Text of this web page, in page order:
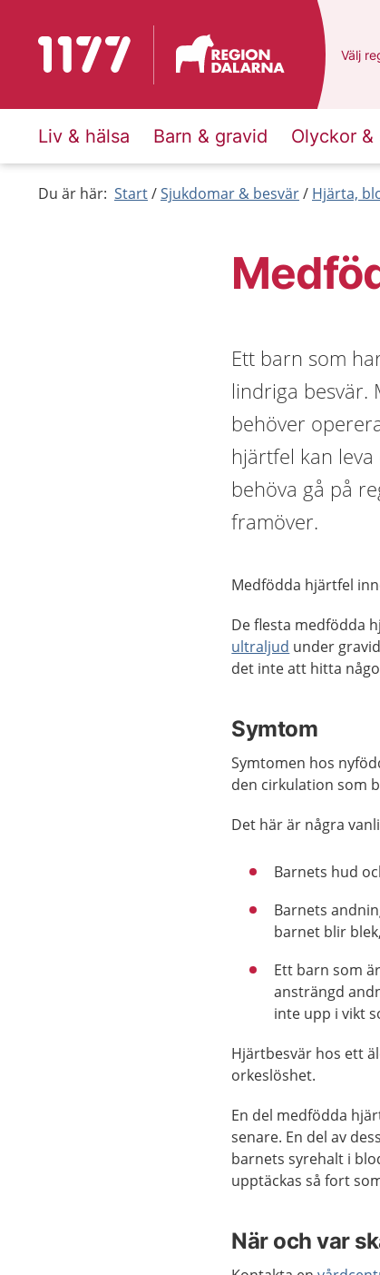
Till startsidan för 1177 Du
Välj
Liv & hälsa Barn & gravid Olyckor &
Du är här: Start Sjukdomar & besvär Hjärta,
Ett barn som
lindriga besvär.
behöver
hjärtfel kan
behöva gå på
framöver.
Medfödda hjärtfel
De flesta medfödda
ultraljud under
det inte att hitta
Symtom
Symtomen hos
den cirkulation som
Det här är några
Barnets hud
Barnets
barnet blir
Ett barn som
ansträngd
inte upp i vikt
Hjärtbesvär hos ett
orkeslöshet.
En del medfödda
senare. En del av
barnets syrehalt i
upptäckas så fort
När och var